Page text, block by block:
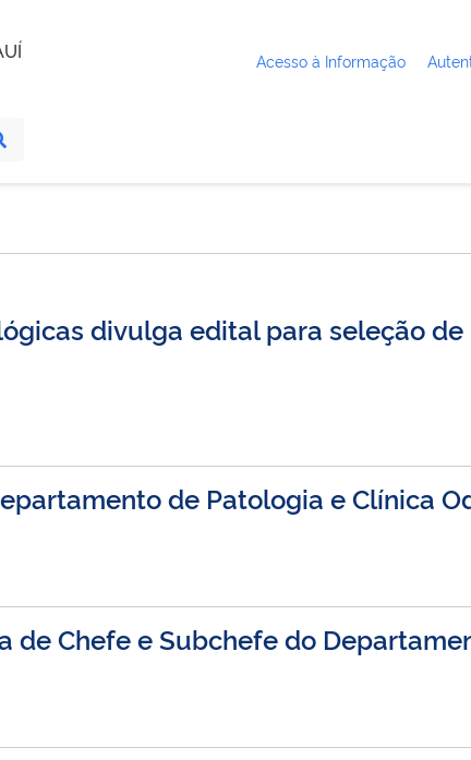
Acesso à Informação
divulga edital para seleção
de Patologia e Clínica
de Chefe e Subchefe do